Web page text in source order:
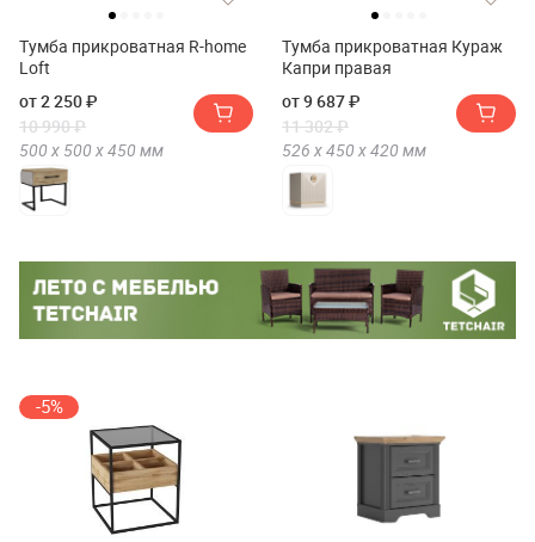
Тумба прикроватная R-home
Loft
от 2 250 ₽
10 990 ₽
500 х 500 х450 мм
Тумба прикроватная Кураж
Капри правая
от 9 687 ₽
11 302 ₽
526 х450 х420 мм
-5%